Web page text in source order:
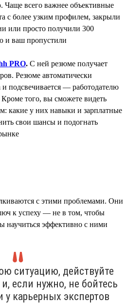
Чаще всего важнее объективные
с более узким профилем, закрыли
или просто получили 300
и ваш пропустили
PRO. C ней резюме получает
Резюме автоматически
подсвечивается ― работодателю
Кроме того, вы сможете видеть
какие у них навыки и зарплатные
свои шансы и подогнать
с этими проблемами. Они
к успеху — не в том, чтобы
научиться эффективно с ними
ситуацию, действуйте
если нужно, не бойтесь
карьерных экспертов